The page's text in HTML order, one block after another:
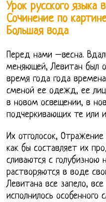
Урок русского языка
Сочинение по
Большая вода
Перед нами –весна.
меняющей, Левитан был
время года года
сменой ее одежд, ее
в новом освещении, в
подчеркивающих те или
Их отголосок,
как бы составляет их
сливаются с голубизною
растворяются в воде
Левитана все запело,
исполнилось особенного